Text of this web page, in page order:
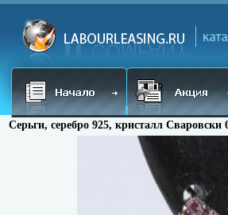
Серьги, серебро 925, кристалл Сваровски